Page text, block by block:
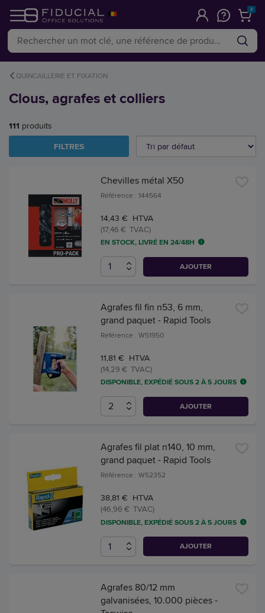
2
QUINCAILLERIE ET FIXATION
Clous, agrafes et colliers
111 produits
FILTRES
Chevilles métal X50
Référence : 144564
14,43 € HTVA
(17,46 € TVAC)
EN STOCK, LIVRÉ EN 24/48H
AJOUTER
Agrafes fil fin n53, 6 mm,
grand paquet - Rapid Tools
Référence : W51950
11,81 € HTVA
(14,29 € TVAC)
DISPONIBLE, EXPÉDIÉ SOUS 2 À 5 JOURS
AJOUTER
Agrafes fil plat n140, 10 mm,
grand paquet - Rapid Tools
Référence : W52352
38,81 € HTVA
(46,96 € TVAC)
DISPONIBLE, EXPÉDIÉ SOUS 2 À 5 JOURS
AJOUTER
Agrafes 80/12 mm
galvanisées, 10.000 pièces -